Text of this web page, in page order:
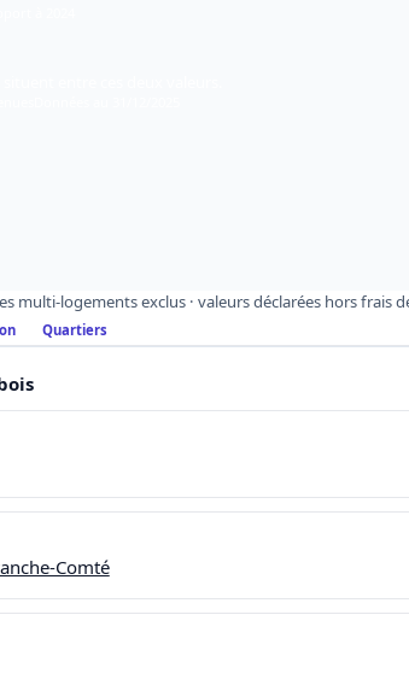
multi-logements exclus · valeurs déclarées hors frais
Quartiers
Comté